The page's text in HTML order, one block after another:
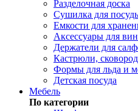
Разделочная доска
Сушилка для
Емкости для
Аксессуары для
Держатели для
Кастрюли,
Формы для льда и
Детская посуда
Мебель
По категории